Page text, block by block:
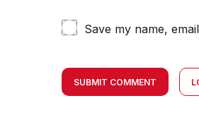
Save my name,
SUBMIT COMMENT